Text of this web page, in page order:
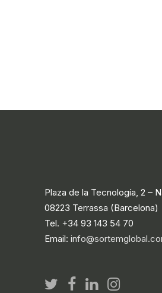
Plaza de la Tecnología, 2 –
08223 Terrassa (Barcelona)
Tel. +34 93 143 54 70
Email: